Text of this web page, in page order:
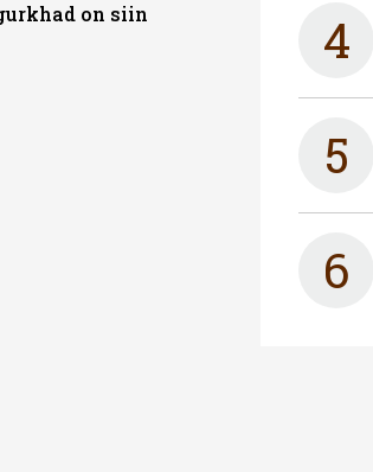
on siin
4
5
6